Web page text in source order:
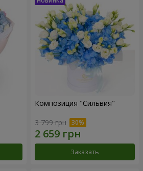
Композиция "Сильвия"
3 799 грн
Заказать